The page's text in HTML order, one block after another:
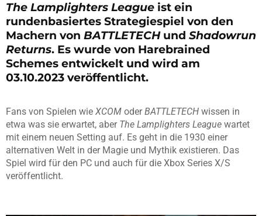
The Lamplighters League ist ein
rundenbasiertes Strategiespiel von den
Machern von BATTLETECHund Shadowrun
Returns. Es wurde von Harebrained
Schemes entwickelt und wird am
03.10.2023 veröffentlicht.
Fans von Spielen wie XCOM oderBATTLETECH wissen in
etwa was sie erwartet, aber The Lamplighters League wartet
mit einem neuen Setting auf. Es geht in die 1930 einer
alternativen Welt in der Magie und Mythik existieren. Das
Spiel wird für den PC und auch für die Xbox Series X/S
veröffentlicht.